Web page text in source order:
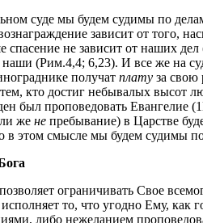
суде мы будем судимы по
зависит от того,
спасение не зависит от наших
наши (Рим.4,4; 6,23). И все же на
получат плату за
тем, кто достиг небывалых высот
был проповедовать Евангелие
же не пребывание) в Царстве
в этом смысле мы будем судимы
ограничивать Свое
исполняет то, что угодно Ему,
либо нежеланием